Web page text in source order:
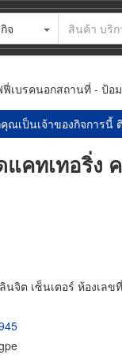
จ
เบรคนอกสถานที่ - ป้อม
ณเป็นเจ้าของกิจการนี้
แคทเทอริ่ง
นจิต เซ็นเตอร์ ห้องเล